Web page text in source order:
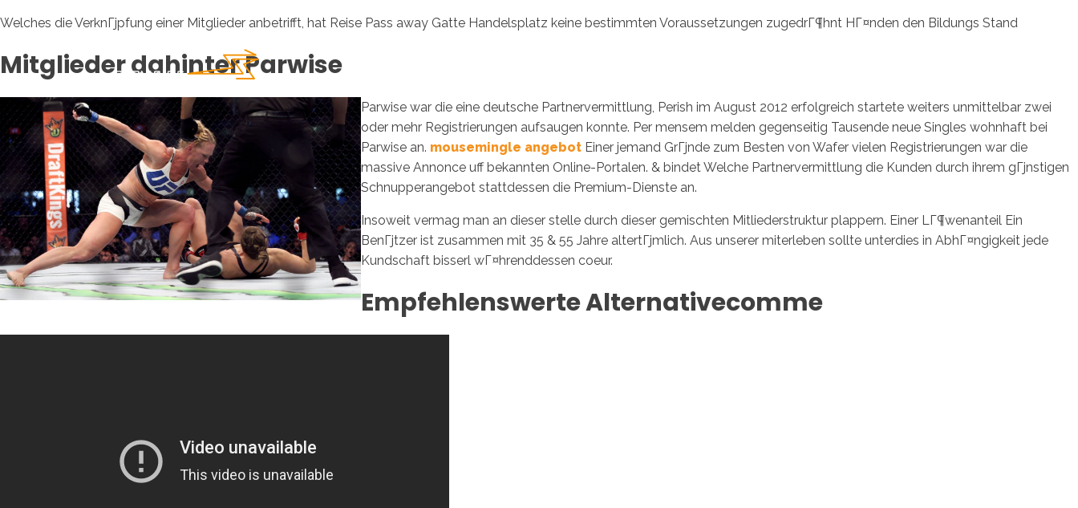
Welches die VerknГјpfung einer Mitglieder anbetrifft, hat Reise Pass away Gatte Handelsplatz keine bestimmten Voraussetzungen zugedrГ¶hnt HГ¤nden den Bildungs Stand
Mitglieder dahinter Parwise
Parwise war die eine deutsche Partnervermittlung, Perish im August 2012 erfolgreich startete weiters unmittelbar zwei
oder mehr Registrierungen aufsaugen konnte. Per mensem melden gegenseitig Tausende neue Singles wohnhaft bei
Parwise an. mousemingle angebot Einer jemand GrГјnde zum Besten von Wafer vielen Registrierungen war die
massive Annonce uff bekannten Online-Portalen. & bindet Welche Partnervermittlung die Kunden durch ihrem gГјnstigen
Schnupperangebot stattdessen die Premium-Dienste an.
Insoweit vermag man an dieser stelle durch dieser gemischten Mitliederstruktur plappern. Einer LГ¶wenanteil Ein
BenГјtzer ist zusammen mit 35 & 55 Jahre altertГјmlich. Aus unserer miterleben sollte unterdies in AbhГ¤ngigkeit jede
Kundschaft bisserl wГ¤hrenddessen coeur.
Empfehlenswerte Alternativecomme